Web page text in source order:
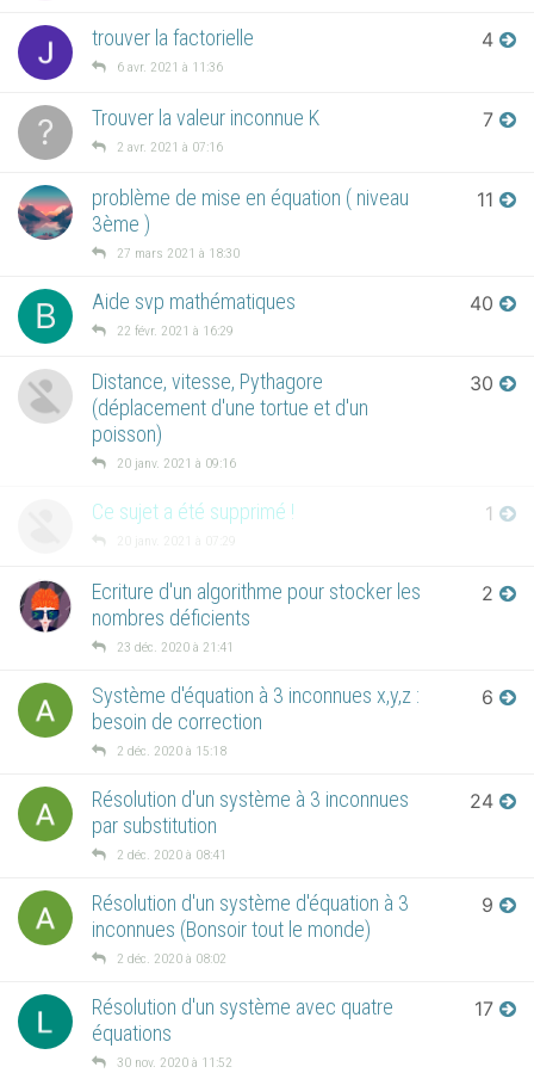
trouver la factorielle
6 avr. 2021 à 11:36
4
? Trouver la valeur inconnue K
2 avr. 2021 à 07:16
7
problème de mise en équation ( niveau
3ème )
27 mars 2021 à 18:30
11
B Aide svp mathématiques
22 févr. 2021 à 16:29
40
Distance, vitesse, Pythagore
(déplacement d'une tortue et d'un
poisson)
20 janv. 2021 à 09:16
30
Ce sujet a été supprimé !
20 janv. 2021 à 07:29
1
Ecriture d'un algorithme pour stocker les
nombres déficients
23 déc. 2020 à 21:41
2
Système d'équation à 3 inconnues x,y,z :
besoin de correction
2 déc. 2020 à 15:18
6
Résolution d'un système à 3 inconnues
par substitution
2 déc. 2020 à 08:41
24
Résolution d'un système d'équation à 3
inconnues (Bonsoir tout le monde)
2 déc. 2020 à 08:02
9
Résolution d'un système avec quatre
équations
30 nov. 2020 à 11:52
17